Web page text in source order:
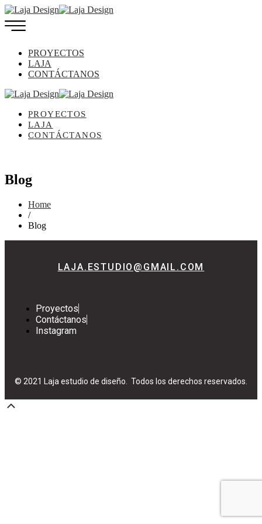
PROYECTOS
LAJA
CONTÁCTANOS
PROYECTOS
LAJA
CONTÁCTANOS
Blog
Home
/
Blog
LAJA.ESTUDIO@GMAIL.COM
Proyectos
Contáctanos
Instagram
© 2021 Laja estudio de diseño. Todos los derechos reservados.